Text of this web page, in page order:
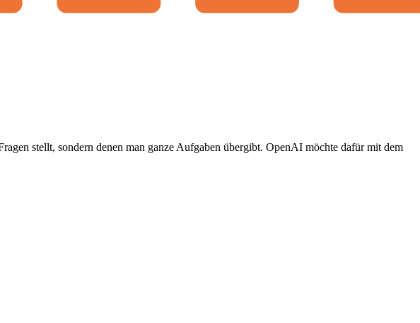
stellt, sondern denen man ganze Aufgaben übergibt. OpenAI möchte dafür mit dem